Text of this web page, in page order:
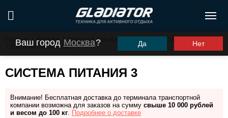
Ваш город Москва? Да Нет
Главная / Каталог Запчасти для моторов ПЛМ
G15FHS (G9.9FHS)
Система питания 3
СИСТЕМА ПИТАНИЯ 3
Внимание! Бесплатная доставка до терминала транспортной
компании возможна для заказов на сумму свыше 10 000 рублей
и весом до 100 кг. Подробнее о доставке